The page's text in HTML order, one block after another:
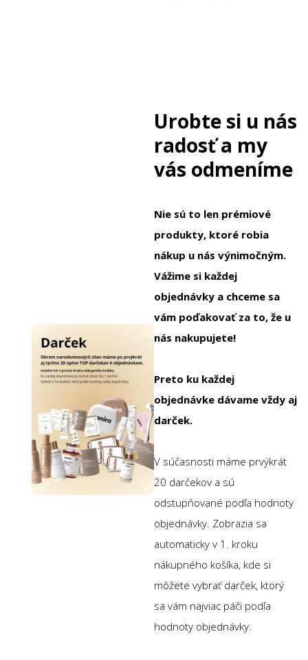
Urobte si u nás
radosť a my
vás odmeníme
Nie sú to len prémiové
produkty, ktoré robia
nákup u nás výnimočným.
Vážime si každej
objednávky a chceme sa
vám poďakovať za to, že u
nás nakupujete!
Preto ku každej
objednávke dávame vždy aj
darček.
V súčasnosti máme prvýkrát
20 darčekov a sú
odstupňované podľa hodnoty
objednávky. Zobrazia sa
automaticky v 1. kroku
nákupného košíka, kde si
môžete vybrať darček, ktorý
sa vám najviac páči podľa
hodnoty objednávky.